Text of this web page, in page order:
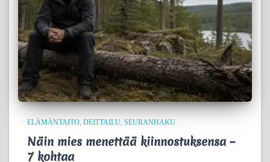
ELÄMÄNTAITO DEITTAILU SEURANHAKU
Näin mies menettää kiinnostuksensa –
7 kohtaa